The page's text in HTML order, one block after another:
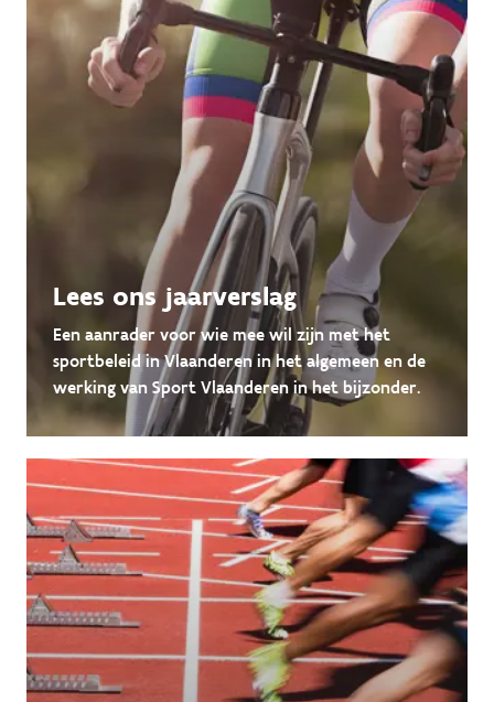
Lees ons jaarverslag
Een aanrader voor wie mee wil zijn met het
sportbeleid in Vlaanderen in het algemeen en de
werking van Sport Vlaanderen in het bijzonder.